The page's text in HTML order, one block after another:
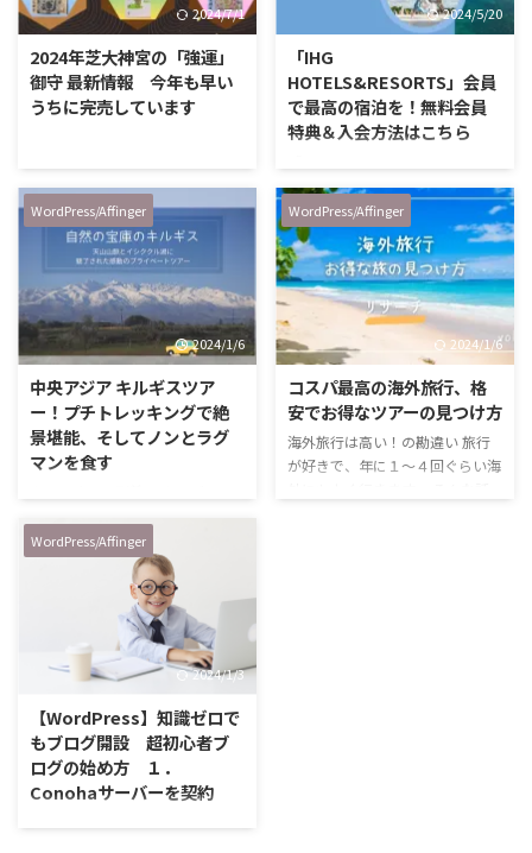
2024/7/1
2024年芝大神宮の「強運」
御守 最新情報 今年も早い
うちに完売しています
2024/5/20
「IHG
HOTELS&RESORTS」会員
で最高の宿泊を！無料会員
特典＆入会方法はこちら
知ってる？ 「IHG
HOTELS&RESORTS」って知って
ますか？ IHG
HOTELS&RESORTSは
「Intercontinental Hotels Group
」の略で、 インターコンチネン
タルホテルやKIMPTONをはじめ
とする、 世界１９ブランドのホ
テルグループ。 名だたるホテル
が連なるグループで、 日本にあ
るホテルも数多く、日本では46
ホテルがラインナップしていま
す。 &nbsp …
WordPress/Affinger
2024/1/6
中央アジア キルギスツア
ー！プチトレッキングで絶
景堪能、そしてノンとラグ
マンを食す
アーの続きです。 ビシュケクを出
発してから３時間弱ぐらいでしょ
うか？ ローカルな道を走って辿
り着いたのが、イシククル湖手前
にあるキャニオンです。 西洋人
が観光に来ていたので、ロンリー
プラネットには載っている観光地
なのかもしれません。 ガタガタ
道を通り、広い駐車場に到着。駐
車場からの景色も絶景です。 ち
なみに写真に写っている男性がド
ライバーさん。 彼は英語はそこ
まで話せなかったけど、明るくて
積極的に話しかけてくれて、とて
WordPress/Affinger
2024/1/6
コスパ最高の海外旅行、格
安でお得なツアーの見つけ方
海外旅行は高い！の勘違い 旅行
が好きで、年に１～４回ぐらい海
WordPress/Affinger
2024/1/3
【WordPress】知識ゼロで
もブログ開設 超初心者ブ
ログの始め方 １．
Conohaサーバーを契約